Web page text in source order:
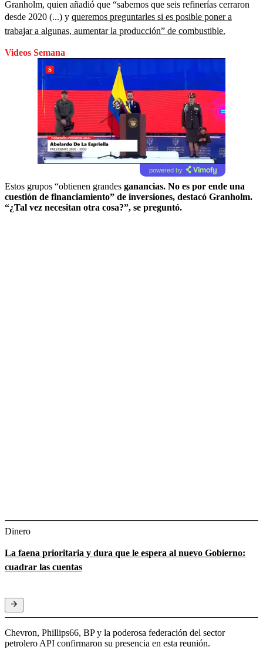
Granholm, quien añadió que “sabemos que seis refinerías cerraron
desde 2020 (...) y queremos preguntarles si es posible poner a
trabajar a algunas, aumentar la producción” de combustible.
Videos Semana
powered by
Estos grupos “obtienen grandes ganancias. No es por ende una
cuestión de financiamiento” de inversiones, destacó Granholm.
“¿Tal vez necesitan otra cosa?”, se preguntó.
Dinero
La faena prioritaria y dura que le espera al nuevo Gobierno:
cuadrar las cuentas
Chevron, Phillips66, BP y la poderosa federación del sector
petrolero API confirmaron su presencia en esta reunión.